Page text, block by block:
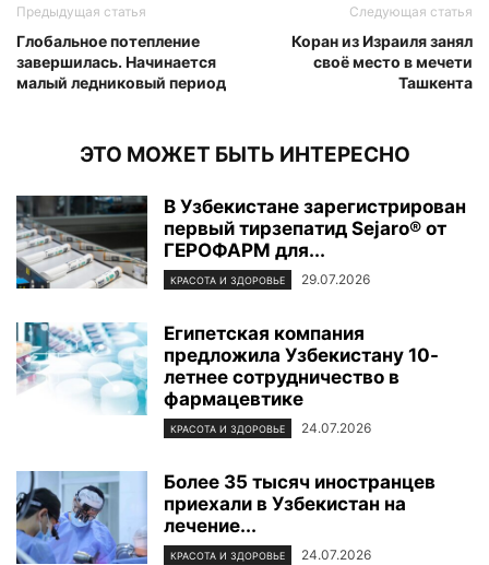
Предыдущая статья
Глобальное потепление
завершилась. Начинается
малый ледниковый период
Следующая статья
Коран из Израиля занял
своё место в мечети
Ташкента
ЭТО МОЖЕТ БЫТЬ ИНТЕРЕСНО
В Узбекистане зарегистрирован
первый тирзепатид Sejaro® от
ГЕРОФАРМ для...
КРАСОТА И ЗДОРОВЬЕ 29.07.2026
Египетская компания
предложила Узбекистану 10-
летнее сотрудничество в
фармацевтике
КРАСОТА И ЗДОРОВЬЕ 24.07.2026
Более 35 тысяч иностранцев
приехали в Узбекистан на
лечение...
КРАСОТА И ЗДОРОВЬЕ 24.07.2026